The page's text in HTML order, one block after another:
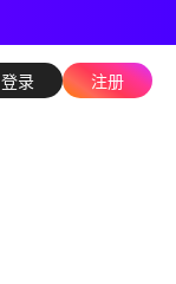
登录 注册